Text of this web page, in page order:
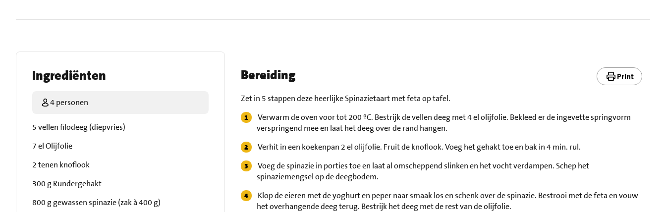
Ingrediënten
4 personen
5 vellen filodeeg (diepvries)
7 el Olijfolie
2 tenen knoflook
300 g Rundergehakt
800 g gewassen spinazie (zak à 400 g)
Bereiding Print
Zet in 5 stappen deze heerlijke Spinazietaart met feta op tafel.
Verwarm de oven voor tot 200 ºC. Bestrijk de vellen deeg met 4 el olijfolie. Bekleed er de ingevette springvorm
verspringend mee en laat het deeg over de rand hangen.
Verhit in een koekenpan 2 el olijfolie. Fruit de knoflook. Voeg het gehakt toe en bak in 4 min. rul.
Voeg de spinazie in porties toe en laat al omscheppend slinken en het vocht verdampen. Schep het
spinaziemengsel op de deegbodem.
Klop de eieren met de yoghurt en peper naar smaak los en schenk over de spinazie. Bestrooi met de feta en vouw
het overhangende deeg terug. Bestrijk het deeg met de rest van de olijfolie.